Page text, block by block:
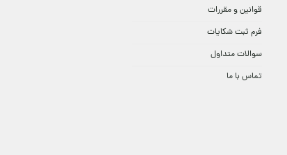
قوانین و مقررات
فرم ثبت شکایات
سوالات متداول
تماس با ما